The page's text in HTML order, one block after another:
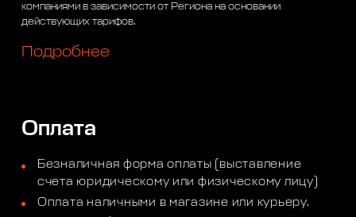
компаниями в зависимости от Региона на основании
действующих тарифов.
Подробнее
Оплата
Безналичная форма оплаты (выставление
счета юридическому или физическому лицу)
Оплата наличными в магазине или курьеру.